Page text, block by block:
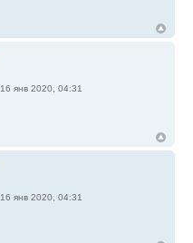
16 янв 2020, 04:31
16 янв 2020, 04:31